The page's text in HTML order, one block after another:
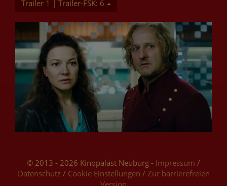
Trailer 1 | Trailer-FSK: 6
© 2013 - 2026 Kinopalast Neuburg - Impressum /
Datenschutz/ Cookie Einstellungen / Zur barrierefreien